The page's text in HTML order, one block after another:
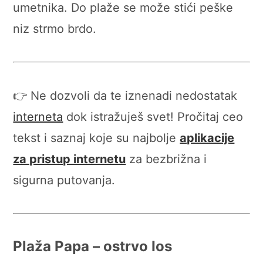
umetnika. Do plaže se može stići peške
niz strmo brdo.
👉 Ne dozvoli da te iznenadi nedostatak
interneta dok istražuješ svet! Pročitaj ceo
tekst i saznaj koje su najboljeaplikacije
za pristup internetu za bezbrižna i
sigurna putovanja.
Plaža Papa – ostrvo Ios